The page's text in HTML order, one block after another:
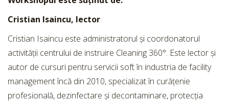
Cristian Isaincu, lector
Cristian Isaincu este administratorul și coordonatorul
activității centrului de instruire Cleaning 360°. Este lector și
autor de cursuri pentru servicii soft în industria de facility
management încă din 2010, specializat în curățenie
profesională, dezinfectare și decontaminare, protecția